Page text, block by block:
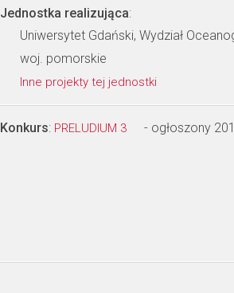
Jednostka realizująca:
Uniwersytet Gdański, Wydział
woj. pomorskie
Inne projekty tej jednostki
Konkurs: PRELUDIUM 3 - ogłoszony